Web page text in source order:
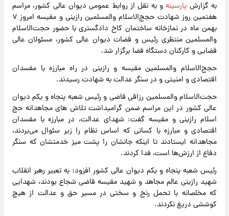
به گزارش پارسینهو به نقل از روابط عمومی دیوان عالی کشور، مراسم
هفتمین روز شهادت حجج‌الاسلام والمسلمین رازینی و مقیسه امروز ۷
بهمن ماه در نمازخانه ساختمان کاخ دادگستری با حضور حجت‌الاسلام
والمسلمین منتظری رئیس و قضات دیوان عالی کشور، مسئولان عالی
قضایی و کارکنان دستگاه قضا برگزار شد.
حجج‌الاسلام والمسلمین مقیسه و رازینی در راه مبارزه با مفسدان
اقتصادی و امنیتی و در سنگر عدالت به شهادت رسیدند.
حجت‌الاسلام والمسلمین رزاقی قاضی و رئیس شعبه پنجاه و یکم دیوان
عالی کشور در این مراسم ضمن گرامیداشت تلاش های مجاهدانه حج
اسلام رازینی و مقیسه گفت: شهدای عدالت، در مبارزه با مفسدان
اقتصادی و مبارزه با کسانی که اساس نظام را زیر سئوال می‌بردند،
مجاهدانه ایستادند تا اینکه جانشان را پشت میز خدمتشان که سنگر
دفاع از ارزش‌ها است، فدا کردند.
رئیس شعبه پنجاه و یکم دیوان عالی کشور افزود: به تعبیر رهبر انقلاب
شهید رازینی عالم مجاهد و شهید مقیسه قاضی شجاع بودند، شهدایی
که مخلصانه با تحمل رنج و سختی در مسیر حق و عدالت از هیچ
کوششی دریغ نکردند.